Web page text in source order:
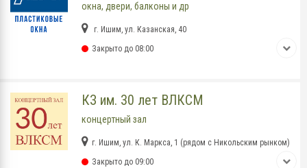
окна, двери, балконы и др
г. Ишим, ул. Казанская, 40
Закрыто до 08:00
КЗ им. 30 лет ВЛКСМ
концертный зал
г. Ишим, ул. К. Маркса, 1 (рядом с Никольским рынком)
Закрыто до 09:00